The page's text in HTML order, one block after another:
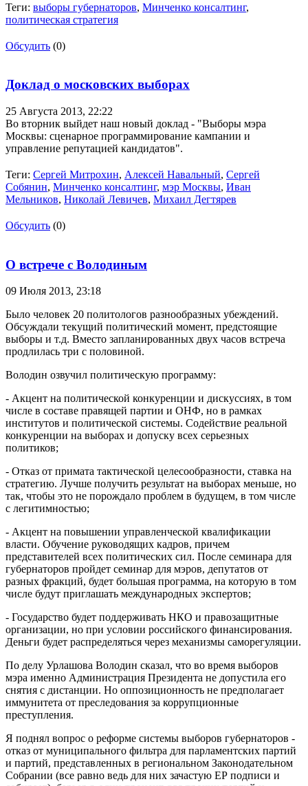
Теги: выборы губернаторов, Минченко консалтинг,
политическая стратегия
Обсудить (0)
Доклад о московских выборах
25 Августа 2013, 22:22
Во вторник выйдет наш новый доклад - "Выборы мэра
Москвы: сценарное программирование кампании и
управление репутацией кандидатов".
Теги: Сергей Митрохин, Алексей Навальный, Сергей
Собянин, Минченко консалтинг, мэр Москвы, Иван
Мельников, Николай Левичев, Михаил Дегтярев
Обсудить (0)
О встрече с Володиным
09 Июля 2013, 23:18
Было человек 20 политологов разнообразных убеждений.
Обсуждали текущий политический момент, предстоящие
выборы и т.д. Вместо запланированных двух часов встреча
продлилась три с половиной.
Володин озвучил политическую программу:
- Акцент на политической конкуренции и дискуссиях, в том
числе в составе правящей партии и ОНФ, но в рамках
институтов и политической системы. Содействие реальной
конкуренции на выборах и допуску всех серьезных
политиков;
- Отказ от примата тактической целесообразности, ставка на
стратегию. Лучше получить результат на выборах меньше, но
так, чтобы это не порождало проблем в будущем, в том числе
с легитимностью;
- Акцент на повышении управленческой квалификации
власти. Обучение руководящих кадров, причем
представителей всех политических сил. После семинара для
губернаторов пройдет семинар для мэров, депутатов от
разных фракций, будет большая программа, на которую в том
числе будут приглашать международных экспертов;
- Государство будет поддерживать НКО и правозащитные
организации, но при условии российского финансирования.
Деньги будет распределяться через механизмы саморегуляции.
По делу Урлашова Володин сказал, что во время выборов
мэра именно Администрация Президента не допустила его
снятия с дистанции. Но оппозиционность не предполагает
иммунитета от преследования за коррупционные
преступления.
Я поднял вопрос о реформе системы выборов губернаторов -
отказ от муниципального фильтра для парламентских партий
и партий, представленных в региональном Законодательном
Собрании (все равно ведь для них зачастую ЕР подписи и